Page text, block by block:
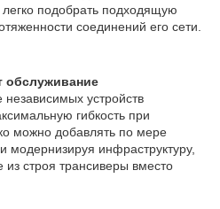
подобрать подходящую
соединений его сети.
обслуживание
устройств
гибкость при
можно добавлять по мере
модернизируя инфраструктуру,
строя трансиверы вместо